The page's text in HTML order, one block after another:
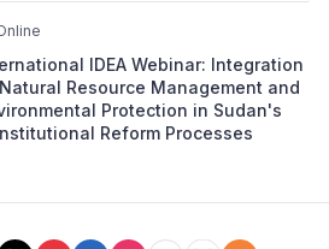
IDEA Webinar: Integration
Resource Management and
Protection in Sudan's
Reform Processes